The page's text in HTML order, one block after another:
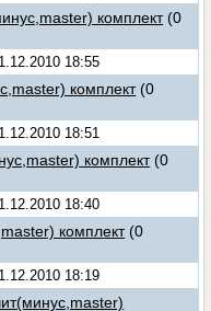
комплект (0
18:55
комплект (0
18:51
комплект (0
18:40
комплект (0
18:19